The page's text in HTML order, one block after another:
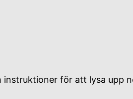
för att lysa upp